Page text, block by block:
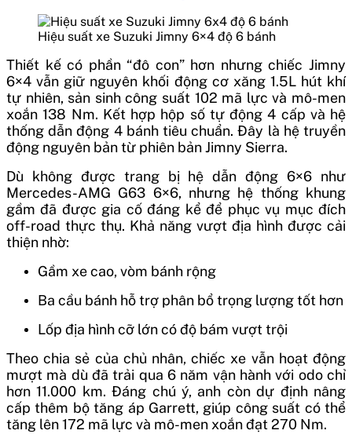
Hiệu suất xe Suzuki Jimny 6×4 độ 6 bánh
Thiết kế có phần “đô con” hơn nhưng chiếc Jimny
6×4 vẫn giữ nguyên khối động cơ xăng 1.5L hút khí
tự nhiên, sản sinh công suất 102 mã lực và mô-men
xoắn 138 Nm. Kết hợp hộp số tự động 4 cấp và hệ
thống dẫn động 4 bánh tiêu chuẩn. Đây là hệ truyền
động nguyên bản từ phiên bản Jimny Sierra.
Dù không được trang bị hệ dẫn động 6×6 như
Mercedes-AMG G63 6×6, nhưng hệ thống khung
gầm đã được gia cố đáng kể để phục vụ mục đích
off-road thực thụ. Khả năng vượt địa hình được cải
thiện nhờ:
Gầm xe cao, vòm bánh rộng
Ba cầu bánh hỗ trợ phân bổ trọng lượng tốt hơn
Lốp địa hình cỡ lớn có độ bám vượt trội
Theo chia sẻ của chủ nhân, chiếc xe vẫn hoạt động
mượt mà dù đã trải qua 6 năm vận hành với odo chỉ
hơn 11.000 km. Đáng chú ý, anh còn dự định nâng
cấp thêm bộ tăng áp Garrett, giúp công suất có thể
tăng lên 172 mã lực và mô-men xoắn đạt 270 Nm.